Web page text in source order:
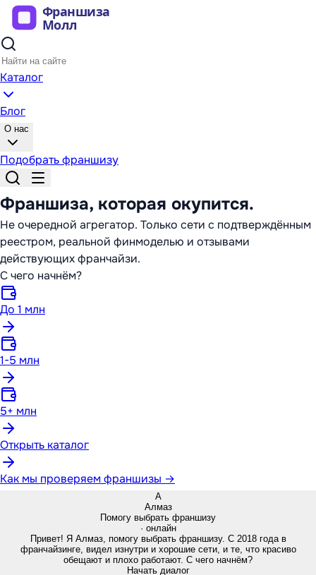
Каталог
Блог
О нас
Подобрать франшизу
Франшиза, которая окупится.
Не очередной агрегатор. Только сети с подтверждённым
реестром, реальной финмоделью и отзывами
действующих франчайзи.
С чего начнём?
До 1 млн
1-5 млн
5+ млн
Открыть каталог
Как мы проверяем франшизы →
А
Алмаз
Помогу выбрать франшизу
· онлайн
Привет! Я Алмаз, помогу выбрать франшизу. С 2018 года в
франчайзинге, видел изнутри и хорошие сети, и те, что красиво
обещают и плохо работают. С чего начнём?
Начать диалог